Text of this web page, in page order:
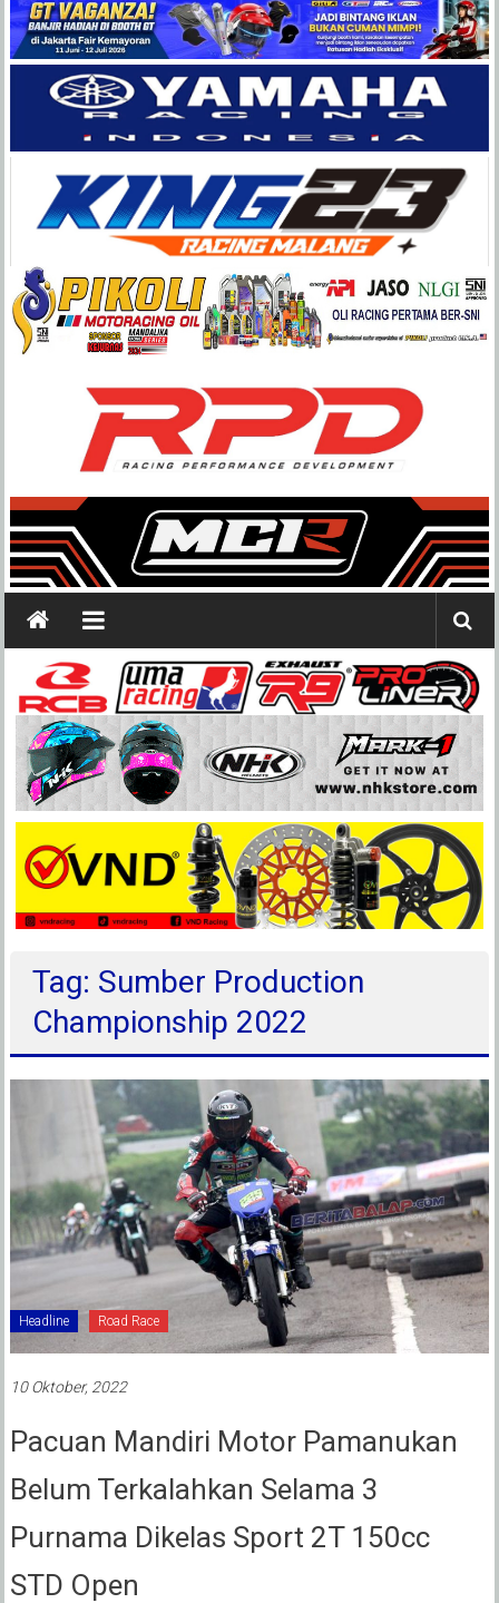
Balap
Paling
Lengkap
Tag: Sumber Production
Championship 2022
Headline Road Race
10 Oktober, 2022
Pacuan Mandiri Motor Pamanukan
Belum Terkalahkan Selama 3
Purnama Dikelas Sport 2T 150cc
STD Open